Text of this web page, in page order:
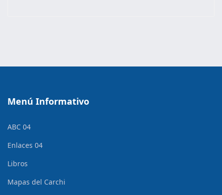
Menú Informativo
ABC 04
Enlaces 04
Libros
Mapas del Carchi